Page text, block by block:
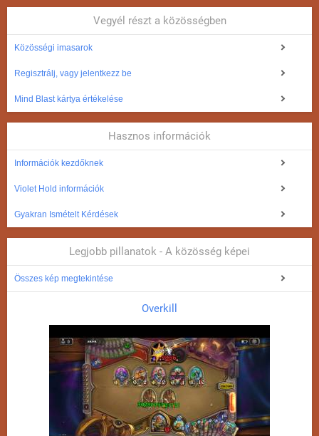
Vegyél részt a közösségben
Közösségi imasarok
Regisztrálj, vagy jelentkezz be
Mind Blast kártya értékelése
Hasznos információk
Információk kezdőknek
Violet Hold információk
Gyakran Ismételt Kérdések
Legjobb pillanatok - A közösség képei
Összes kép megtekintése
Overkill